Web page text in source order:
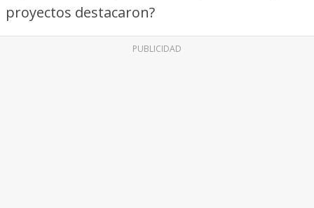
proyectos destacaron?
PUBLICIDAD